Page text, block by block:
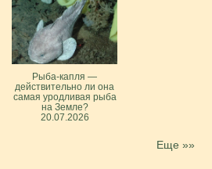
Рыба-капля —
действительно ли она
самая уродливая рыба
на Земле?
20.07.2026
Еще »»